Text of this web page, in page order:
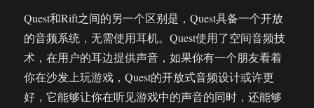
Quest和Rift之间的另一个区别是，Quest具备一个开放
的音频系统，无需使用耳机。Quest使用了空间音频技
术，在用户的耳边提供声音，如果你有一个朋友看着
你在沙发上玩游戏，Quest的开放式音频设计或许更
好，它能够让你在听见游戏中的声音的同时，还能够